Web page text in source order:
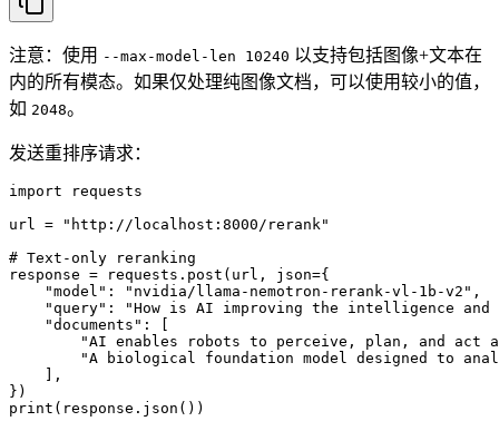
注意：使用 --max-model-len 10240 以支持包括图像+文本在
内的所有模态。如果仅处理纯图像文档，可以使用较小的值，
如 2048。
发送重排序请求：
import requests
url = "http://localhost:8000/rerank"
# Text-only reranking
response = requests.post(url, json={
    "model": "nvidia/llama-nemotron-rerank-vl-1b-v2",
"query": "How is AI improving the intelligence and
    "documents": [
"AI enables robots to perceive, plan, and act
"A biological foundation model designed to
    ],
})
print(response.json())